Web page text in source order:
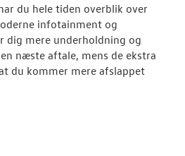
du hele tiden overblik over
infotainment og
dig mere underholdning og
næste aftale, mens de ekstra
du kommer mere afslappet